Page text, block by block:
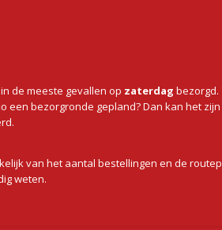
heel 1 / 1,7 kilo
btw 9%)
de meeste gevallen op zaterdag bezorgd.
een bezorgronde gepland? Dan kan het
van het aantal bestellingen en de
weten.